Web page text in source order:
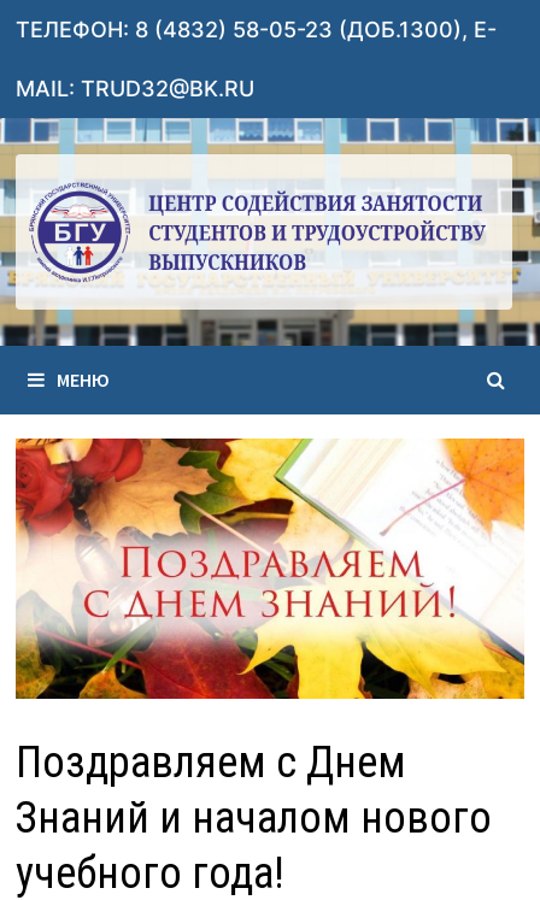
Перейти
содержимому
ТЕЛЕФОН: 8 (4832) 58-05-23 (ДОБ.1300), E-
MAIL: TRUD32@BK.RU
МЕНЮ
Поздравляем с Днем
Знаний и началом нового
учебного года!